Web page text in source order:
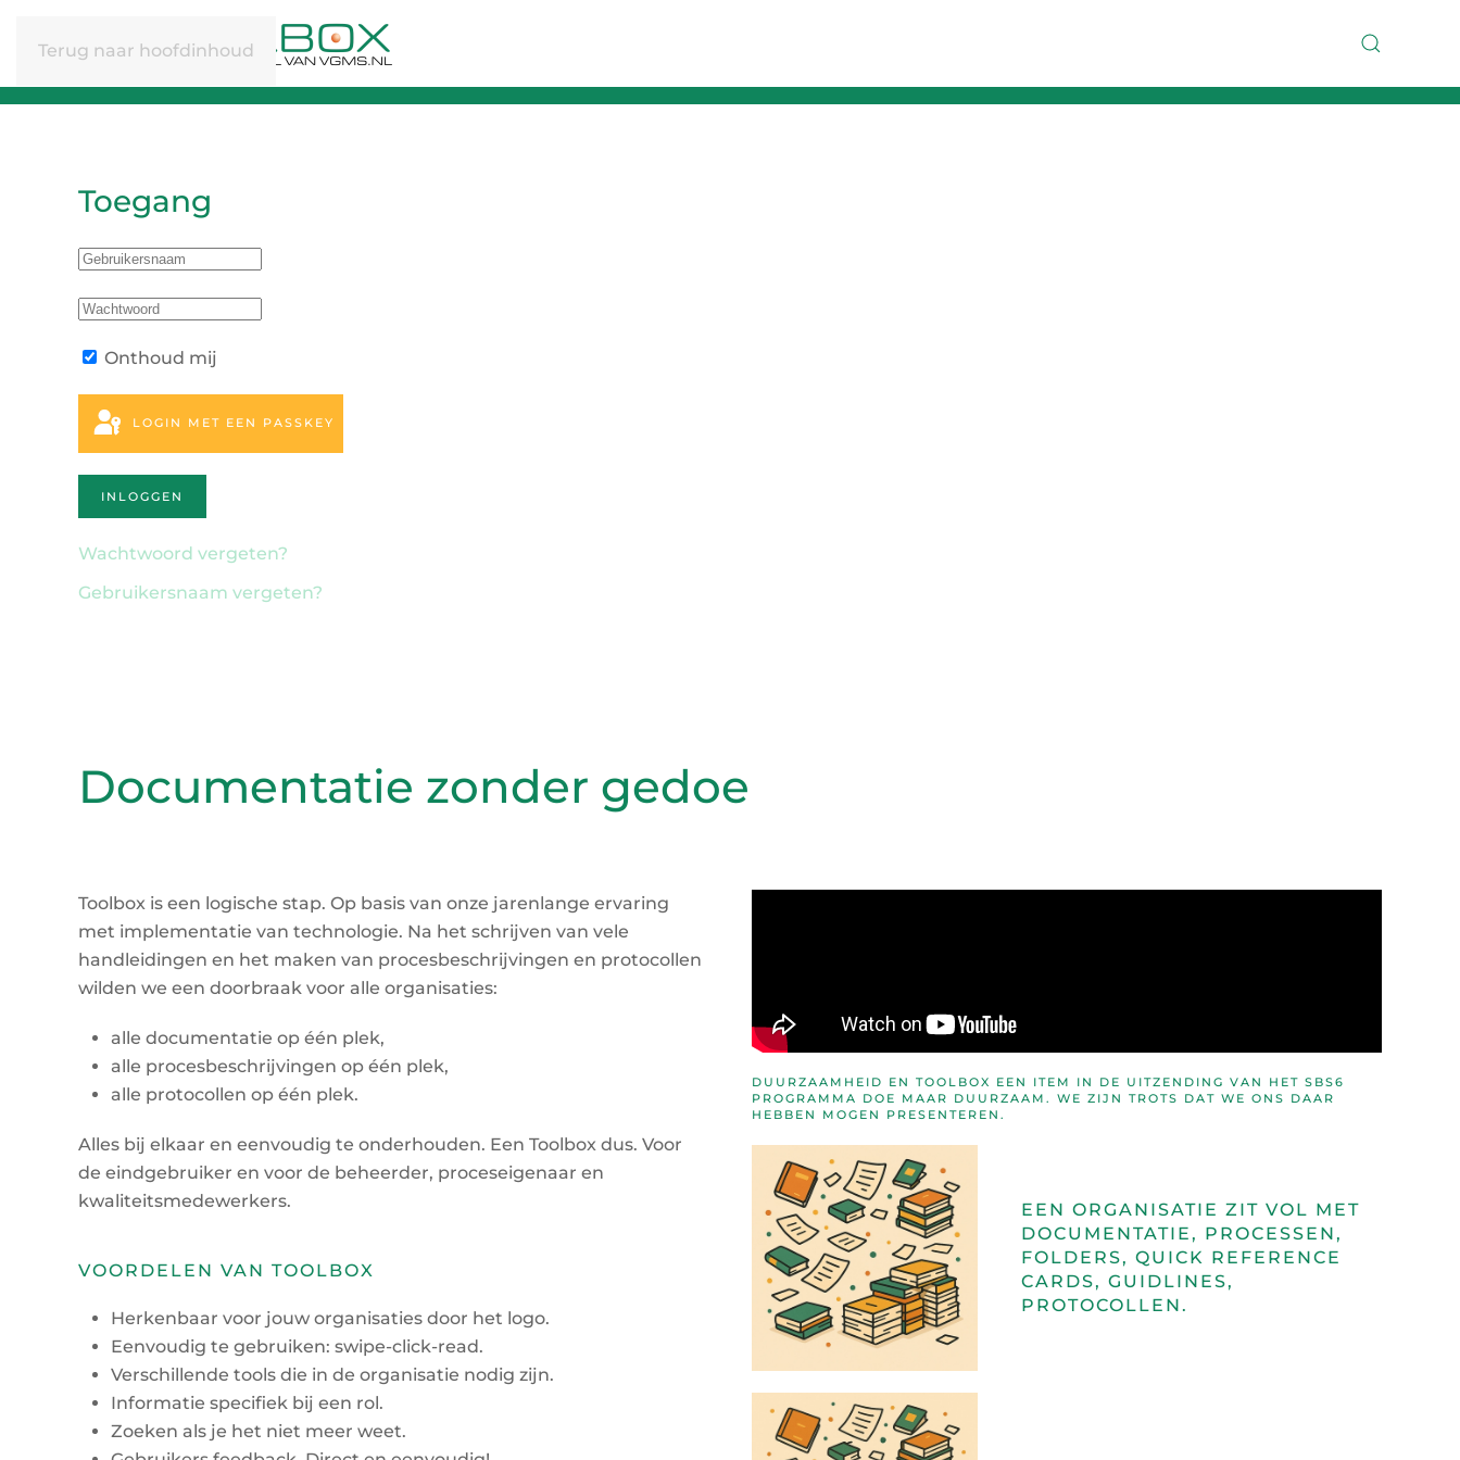
Terug naar hoofdinhoud
Toegang
Onthoud mij
LOGIN MET EEN PASSKEY
INLOGGEN
Wachtwoord vergeten?
Gebruikersnaam vergeten?
Documentatie zonder gedoe
Toolbox is een logische stap. Op basis van onze jarenlange ervaring
met implementatie van technologie. Na het schrijven van vele
handleidingen en het maken van procesbeschrijvingen en protocollen
wilden we een doorbraak voor alle organisaties:
alle documentatie op één plek,
alle procesbeschrijvingen op één plek,
alle protocollen op één plek.
Alles bij elkaar en eenvoudig te onderhouden. Een Toolbox dus. Voor
de eindgebruiker en voor de beheerder, proceseigenaar en
kwaliteitsmedewerkers.
VOORDELEN VAN TOOLBOX
Herkenbaar voor jouw organisaties door het logo.
Eenvoudig te gebruiken: swipe-click-read.
Verschillende tools die in de organisatie nodig zijn.
Informatie specifiek bij een rol.
Zoeken als je het niet meer weet.
DUURZAAMHEID EN TOOLBOX EEN ITEM IN DE UITZENDING VAN HET SBS6
PROGRAMMA DOE MAAR DUURZAAM. WE ZIJN TROTS DAT WE ONS DAAR
HEBBEN MOGEN PRESENTEREN.
EEN ORGANISATIE ZIT VOL MET
DOCUMENTATIE, PROCESSEN,
FOLDERS, QUICK REFERENCE
CARDS, GUIDLINES,
PROTOCOLLEN.